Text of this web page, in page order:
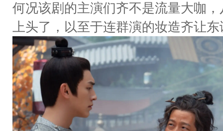
何况该剧的主演们齐不是流量大咖
上头了，以至于连群演的妆造齐让